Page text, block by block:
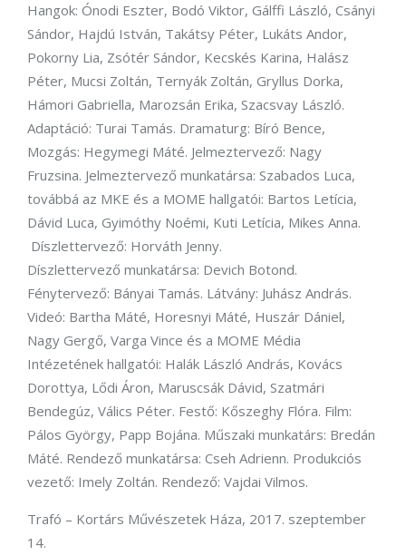
Hangok: Ónodi Eszter, Bodó Viktor, Gálffi László, Csányi
Sándor, Hajdú István, Takátsy Péter, Lukáts Andor,
Pokorny Lia, Zsótér Sándor, Kecskés Karina, Halász
Péter, Mucsi Zoltán, Ternyák Zoltán, Gryllus Dorka,
Hámori Gabriella, Marozsán Erika, Szacsvay László.
Adaptáció: Turai Tamás. Dramaturg: Bíró Bence,
Mozgás: Hegymegi Máté. Jelmeztervező: Nagy
Fruzsina. Jelmeztervező munkatársa: Szabados Luca,
továbbá az MKE és a MOME hallgatói: Bartos Letícia,
Dávid Luca, Gyimóthy Noémi, Kuti Letícia, Mikes Anna.
Díszlettervező: Horváth Jenny.
Díszlettervező munkatársa: Devich Botond.
Fénytervező: Bányai Tamás. Látvány: Juhász András.
Videó: Bartha Máté, Horesnyi Máté, Huszár Dániel,
Nagy Gergő, Varga Vince és a MOME Média
Intézetének hallgatói: Halák László András, Kovács
Dorottya, Lődi Áron, Maruscsák Dávid, Szatmári
Bendegúz, Válics Péter. Festő: Kőszeghy Flóra. Film:
Pálos György, Papp Bojána. Műszaki munkatárs: Bredán
Máté. Rendező munkatársa: Cseh Adrienn. Produkciós
vezető: Imely Zoltán. Rendező: Vajdai Vilmos.
Trafó – Kortárs Művészetek Háza, 2017. szeptember
14.